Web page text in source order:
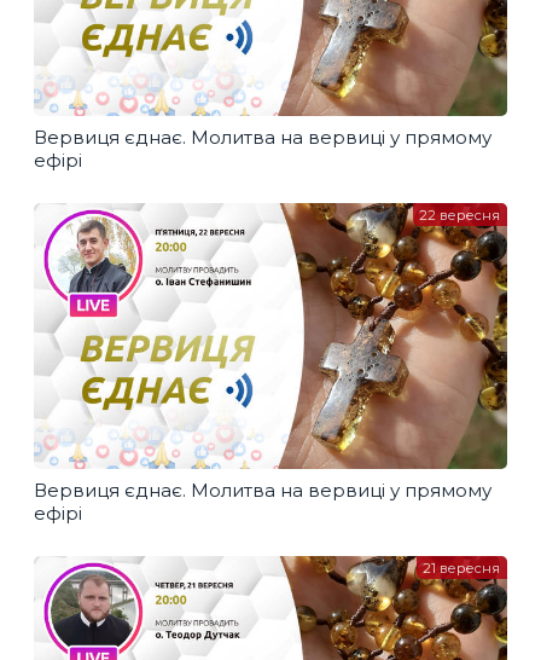
Вервиця єднає. Молитва на вервиці у прямому
ефірі
Вервиця єднає. Молитва на вервиці у прямому
ефірі
22 вересня
21 вересня